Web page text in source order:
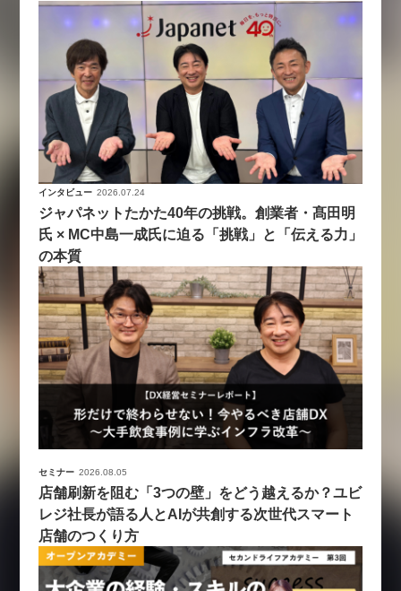
インタビュー 2026.07.24
ジャパネットたかた40年の挑戦。創業者・髙田明
氏 × MC中島一成氏に迫る「挑戦」と「伝える力」
の本質
セミナー 2026.08.05
店舗刷新を阻む「3つの壁」をどう越えるか？ユビ
レジ社長が語る人とAIが共創する次世代スマート
店舗のつくり方